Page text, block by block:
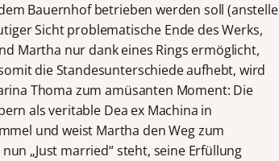
Bauernhof betrieben werden soll (anstelle
Sicht problematische Ende des Werks,
Martha nur dank eines Rings ermöglicht,
die Standesunterschiede aufhebt, wird
Thoma zum amüsanten Moment: Die
als veritable Dea ex Machina in
und weist Martha den Weg zum
„Just married“ steht, seine Erfüllung